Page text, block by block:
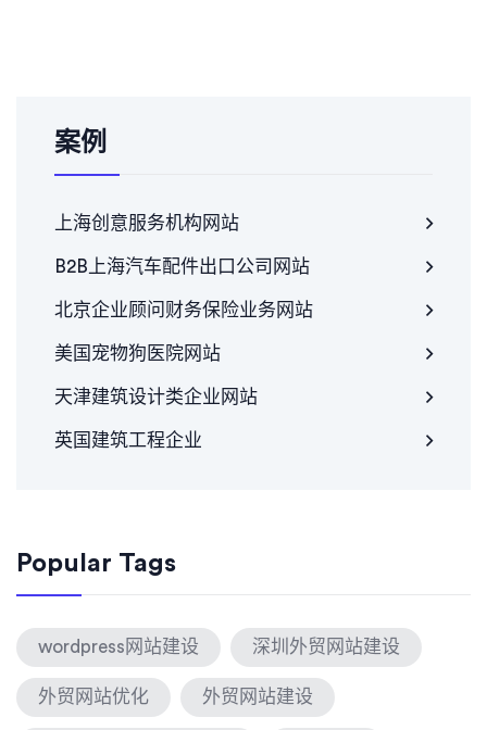
案例
上海创意服务机构网站
B2B上海汽车配件出口公司网站
北京企业顾问财务保险业务网站
美国宠物狗医院网站
天津建筑设计类企业网站
英国建筑工程企业
Popular Tags
wordpress网站建设 深圳外贸网站建设
外贸网站优化 外贸网站建设